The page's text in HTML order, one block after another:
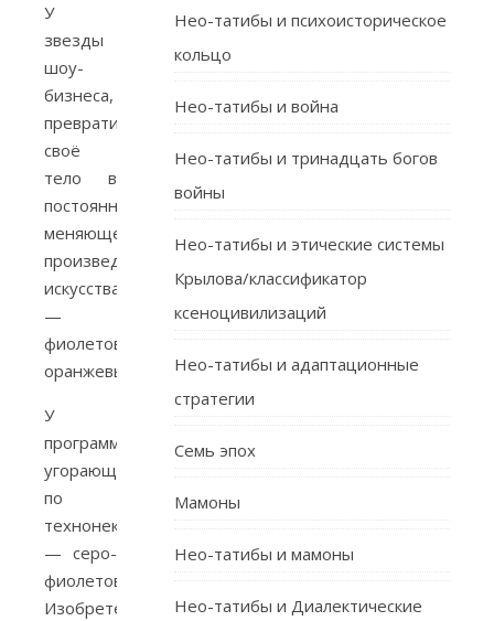
У
звезды
шоу-
бизнеса,
превратившей
своё
тело в
постоянно
меняющееся
произведение
искусства
—
фиолетово-
оранжевые.
У
программистки,
угорающей
по
технонекроромантизму
— серо-
фиолетовые.
Изобретение
Нео-татибы и психоисторическое
кольцо
Нео-татибы и война
Нео-татибы и тринадцать богов
войны
Нео-татибы и этические системы
Крылова/классификатор
ксеноцивилизаций
Нео-татибы и адаптационные
стратегии
Семь эпох
Мамоны
Нео-татибы и мамоны
Нео-татибы и Диалектические